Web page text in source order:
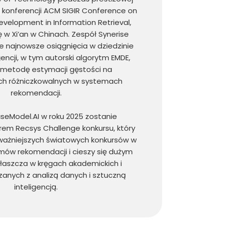
ACM SIGIR Conference on
in Information Retrieval,
Xi’an w Chinach. Zespół Synerise
najnowsze osiągnięcia w dziedzinie
w tym autorski algorytm EMDE,
estymacji gęstości na
różniczkowalnych w systemach
rekomendacji.
w roku 2025 zostanie
Recsys Challenge konkursu, który
światowych konkursów w
rekomendacji i cieszy się dużym
w kręgach akademickich i
z analizą danych i sztuczną
inteligencją.